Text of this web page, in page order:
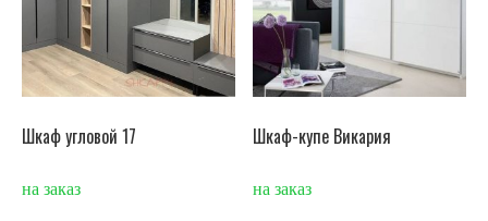
Шкаф угловой 17
на заказ
Шкаф-купе Викария
на заказ